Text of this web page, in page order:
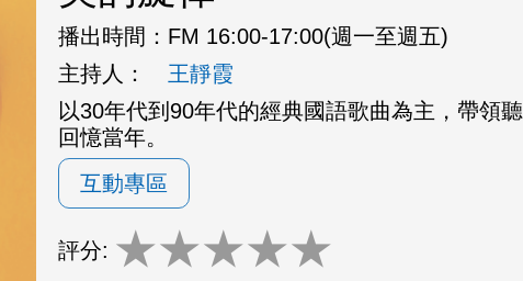
播出時間： FM 16:00-17:00(週一至週五)
主持人：
王靜霞
以30年代到90年代的經典國語歌曲為主，帶領
回憶當年。
互動專區
評分: ★★★★★